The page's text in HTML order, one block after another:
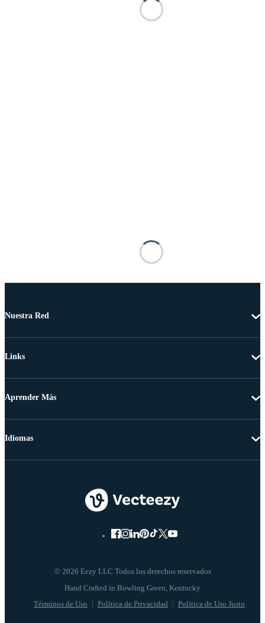
Nuestra Red
Links
Aprender Más
© 2026 Eezy LLC Todos los derechos reservados
Términos de Uso Política de Privacidad Política de Uso Justo
Idiomas